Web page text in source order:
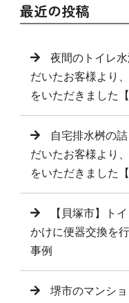
最近の投稿
夜間のトイレ
だいたお客様より
をいただきました【
自宅排水桝の
だいたお客様より
をいただきました【
【貝塚市】ト
かけに便器交換を
事例
堺市のマンシ